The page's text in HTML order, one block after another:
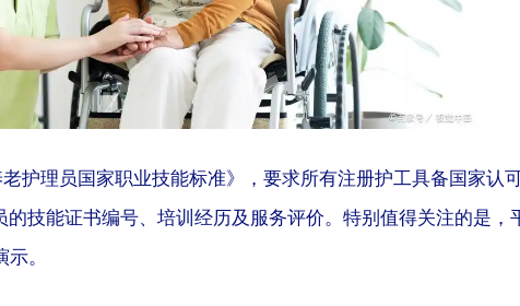
护理员国家职业技能标准》，要求所有注册护工具备国家认
技能证书编号、培训经历及服务评价。特别值得关注的是
。